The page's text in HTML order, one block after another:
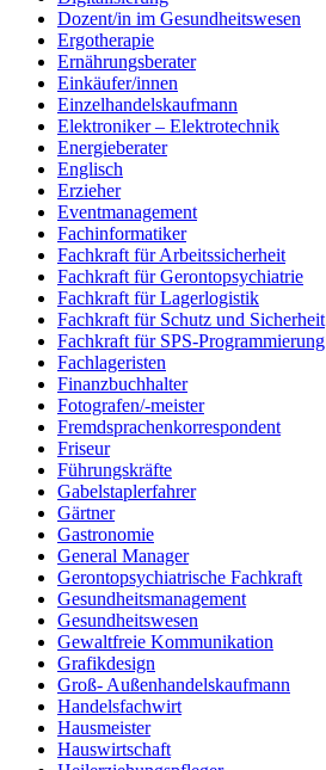
Dozent/in im Gesundheitswesen
Ergotherapie
Ernährungsberater
Einkäufer/innen
Einzelhandelskaufmann
Elektroniker – Elektrotechnik
Energieberater
Englisch
Erzieher
Eventmanagement
Fachinformatiker
Fachkraft für Arbeitssicherheit
Fachkraft für Gerontopsychiatrie
Fachkraft für Lagerlogistik
Fachkraft für Schutz und Sicherheit
Fachkraft für SPS-Programmierung
Fachlageristen
Finanzbuchhalter
Fotografen/-meister
Fremdsprachenkorrespondent
Friseur
Führungskräfte
Gabelstaplerfahrer
Gärtner
Gastronomie
General Manager
Gerontopsychiatrische Fachkraft
Gesundheitsmanagement
Gesundheitswesen
Gewaltfreie Kommunikation
Grafikdesign
Groß- Außenhandelskaufmann
Handelsfachwirt
Hausmeister
Hauswirtschaft